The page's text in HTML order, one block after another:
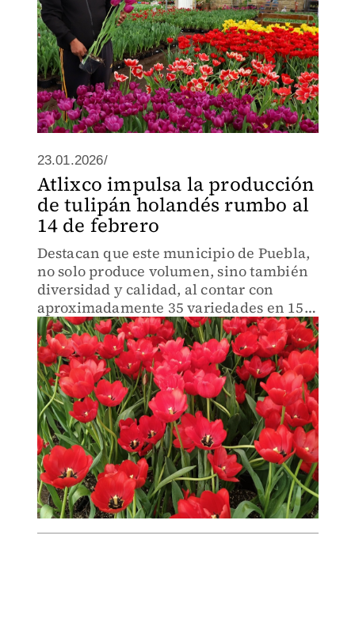
23.01.2026/
Atlixco impulsa la producción
de tulipán holandés rumbo al
14 de febrero
Destacan que este municipio de Puebla,
no solo produce volumen, sino también
diversidad y calidad, al contar con
aproximadamente 35 variedades en 15
colores.